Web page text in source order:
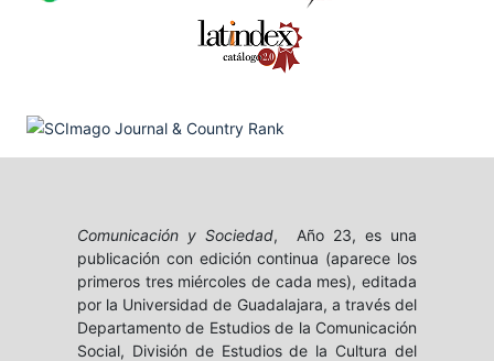
Comunicación y Sociedad, Año 23, es una
publicación con edición continua (aparece los
primeros tres miércoles de cada mes), editada
por la Universidad de Guadalajara, a través del
Departamento de Estudios de la Comunicación
Social, División de Estudios de la Cultura del